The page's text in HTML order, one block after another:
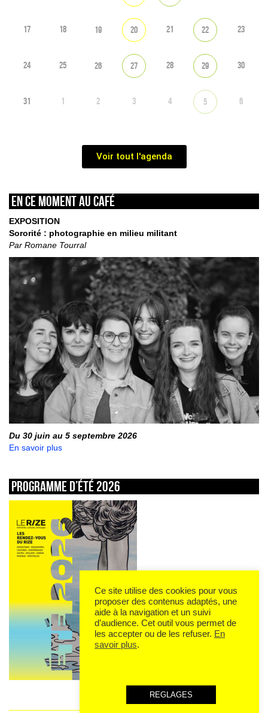
17 18 19 20 21 22 23
24 25 26 27 28 29 30
31 1 2 3 4 5 6
Voir tout l'agenda
En ce moment au café
EXPOSITION
Sororité : photographie en milieu militant
Par Romane Tourral
Du 30 juin au 5 septembre 2026
En savoir plus
Programme d’été 2026
Ce site utilise des cookies pour vous
proposer des contenus adaptés, une
aide à la navigation et un suivi
d’audience. Cet outil vous permet de
les accepter ou de les refuser. En
savoir plus.
REGLAGES